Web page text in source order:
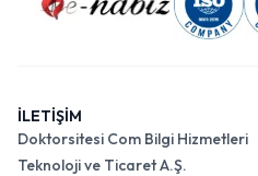
İLETİŞİM
Doktorsitesi Com Bilgi Hizmetleri
Teknoloji ve Ticaret A.Ş.